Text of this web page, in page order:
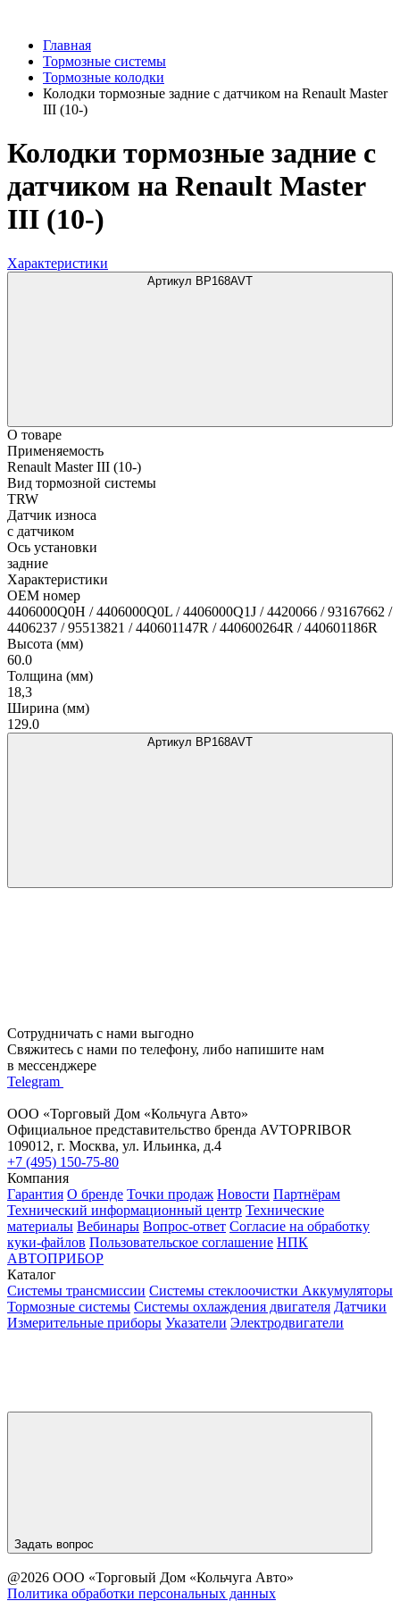
Главная
Тормозные системы
Тормозные колодки
Колодки тормозные задние с датчиком на Renault Master
III (10-)
Колодки тормозные задние с
датчиком на Renault Master
III (10-)
Характеристики
Артикул BP168AVT
О товаре
Применяемость
Renault Master III (10-)
Вид тормозной системы
TRW
Датчик износа
с датчиком
Ось установки
задние
Характеристики
OEM номер
4406000Q0H / 4406000Q0L / 4406000Q1J / 4420066 / 93167662 /
4406237 / 95513821 / 440601147R / 440600264R / 440601186R
Высота (мм)
60.0
Толщина (мм)
18,3
Ширина (мм)
129.0
Артикул BP168AVT
Сотрудничать с нами выгодно
Свяжитесь с нами по телефону, либо напишите нам
в мессенджере
Telegram
ООО «Торговый Дом «Кольчуга Авто»
Официальное представительство бренда AVTOPRIBOR
109012, г. Москва, ул. Ильинка, д.4
+7 (495) 150-75-80
Компания
Гарантия О бренде Точки продаж Новости Партнёрам
Технический информационный центр Технические
материалы Вебинары Вопрос-ответ Согласие на обработку
куки-файлов Пользовательское соглашение НПК
АВТОПРИБОР
Каталог
Системы трансмиссии Системы стеклоочистки Аккумуляторы
Тормозные системы Системы охлаждения двигателя Датчики
Измерительные приборы Указатели Электродвигатели
Задать вопрос
@2026 ООО «Торговый Дом «Кольчуга Авто»
Политика обработки персональных данных